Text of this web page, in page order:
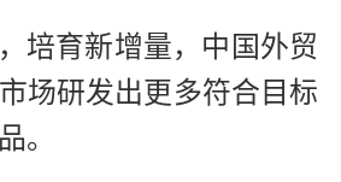
培育新增量，中国外贸
场研发出更多符合目标
。